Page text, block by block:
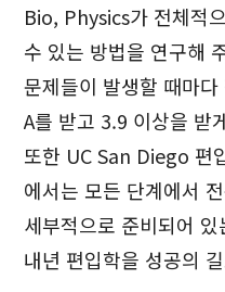
Bio, Physics가 전체적
수 있는 방법을 연구해
문제들이 발생할 때마
A를 받고 3.9 이상을 받
또한 UC San Diego 편
에서는 모든 단계에서
세부적으로 준비되어
내년 편입학을 성공의